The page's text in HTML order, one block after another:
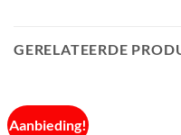
GERELATEERDE
Aanbieding!